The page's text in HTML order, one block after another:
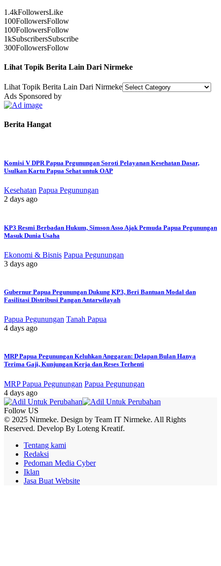
1.4kFollowersLike
100FollowersFollow
100FollowersFollow
1kSubscribersSubscribe
300FollowersFollow
Lihat Topik Berita Lain Dari Nirmeke
Lihat Topik Berita Lain Dari Nirmeke
Ads Sponsored by
Berita Hangat
Komisi V DPR Papua Pegunungan Soroti Pelayanan Kesehatan Dasar,
Usulkan Kartu Papua Sehat untuk OAP
Kesehatan Papua Pegunungan
2 days ago
KP3 Resmi Berbadan Hukum, Simson Asso Ajak Pemuda Papua Pegunungan
Masuk Dunia Usaha
Ekonomi & Bisnis Papua Pegunungan
3 days ago
Gubernur Papua Pegunungan Dukung KP3, Beri Bantuan Modal dan
Fasilitasi Distribusi Pangan Antarwilayah
Papua Pegunungan Tanah Papua
4 days ago
MRP Papua Pegunungan Keluhkan Anggaran: Delapan Bulan Hanya
Terima Gaji, Kunjungan Kerja dan Reses Terhenti
MRP Papua Pegunungan Papua Pegunungan
4 days ago
Follow US
© 2025 Nirmeke. Design by Team IT Nirmeke. All Rights
Reserved. Develop By Loteng Kreatif.
Tentang kami
Redaksi
Pedoman Media Cyber
Iklan
Jasa Buat Website